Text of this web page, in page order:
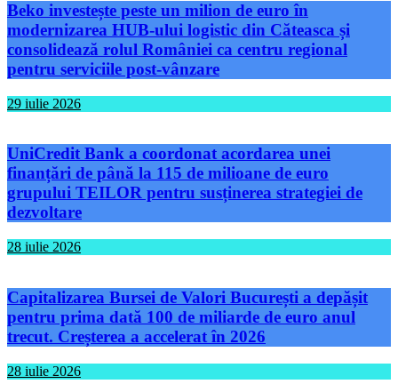
Beko investește peste un milion de euro în
modernizarea HUB-ului logistic din Căteasca și
consolidează rolul României ca centru regional
pentru serviciile post-vânzare
29 iulie 2026
UniCredit Bank a coordonat acordarea unei
finanțări de până la 115 de milioane de euro
grupului TEILOR pentru susținerea strategiei de
dezvoltare
28 iulie 2026
Capitalizarea Bursei de Valori București a depășit
pentru prima dată 100 de miliarde de euro anul
trecut. Creșterea a accelerat în 2026
28 iulie 2026